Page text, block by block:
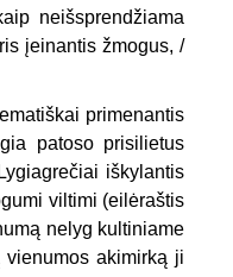
neišsprendžiama
įeinantis žmogus, /
primenantis
patoso prisilietus
iškylantis
viltimi (eilėraštis
nelyg kultiniame
vienumos akimirką ji